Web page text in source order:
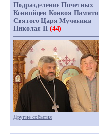
Подразделение Почетных
Конвойцев Конвоя Памяти
Святого Царя Мученика
Николая II (44)
Другие события